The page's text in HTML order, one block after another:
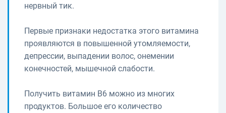
нервный тик.
Первые признаки недостатка этого витамина
проявляются в повышенной утомляемости,
депрессии, выпадении волос, онемении
конечностей, мышечной слабости.
Получить витамин В6 можно из многих
продуктов. Большое его количество